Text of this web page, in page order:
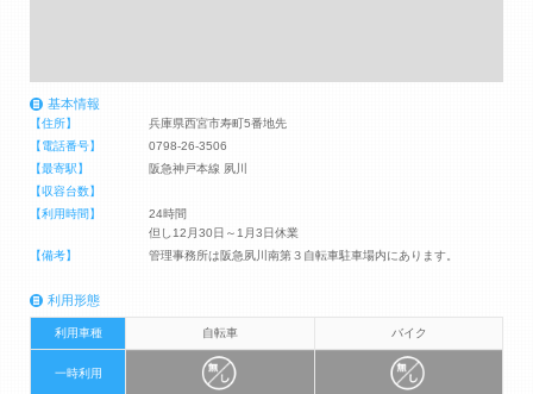
基本情報
【住所】
兵庫県西宮市寿町5番地先
【電話番号】
0798-26-3506
【最寄駅】
阪急神戸本線 夙川
【収容台数】
【利用時間】
24時間
但し12月30日～1月3日休業
【備考】
管理事務所は阪急夙川南第３自転車駐車場内にあります。
利用形態
利用車種 自転車 バイク
一時利用